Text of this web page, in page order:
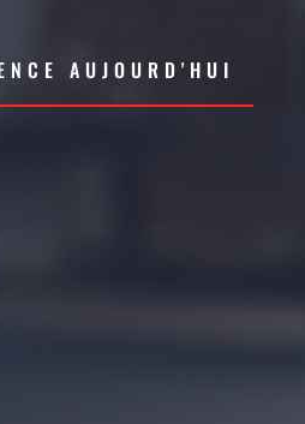
AUJOURD'HUI